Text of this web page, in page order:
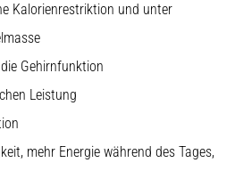
Kalorienrestriktion und unter
Gehirnfunktion
Leistung
mehr Energie während des Tages,